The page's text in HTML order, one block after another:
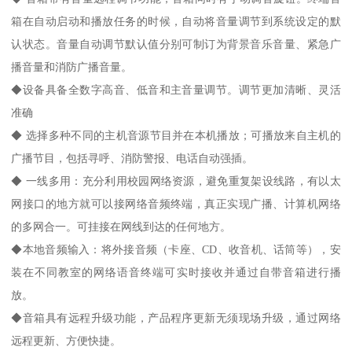
箱在自动启动和播放任务的时候，自动将音量调节到系统设定的默
认状态。音量自动调节默认值分别可制订为背景音乐音量、紧急广
播音量和消防广播音量。
◆设备具备全数字高音、低音和主音量调节。调节更加清晰、灵活
准确
◆ 选择多种不同的主机音源节目并在本机播放；可播放来自主机的
广播节目，包括寻呼、消防警报、电话自动强插。
◆ 一线多用：充分利用校园网络资源，避免重复架设线路，有以太
网接口的地方就可以接网络音频终端，真正实现广播、计算机网络
的多网合一。可挂接在网线到达的任何地方。
◆本地音频输入：将外接音频（卡座、CD、收音机、话筒等），安
装在不同教室的网络语音终端可实时接收并通过自带音箱进行播
放。
◆音箱具有远程升级功能，产品程序更新无须现场升级，通过网络
远程更新、方便快捷。